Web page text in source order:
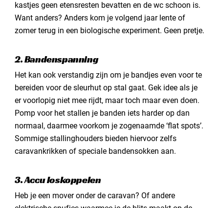
kastjes geen etensresten bevatten en de wc schoon is.
Want anders? Anders kom je volgend jaar lente of
zomer terug in een biologische experiment. Geen pretje.
2. Bandenspanning
Het kan ook verstandig zijn om je bandjes even voor te
bereiden voor de sleurhut op stal gaat. Gek idee als je
er voorlopig niet mee rijdt, maar toch maar even doen.
Pomp voor het stallen je banden iets harder op dan
normaal, daarmee voorkom je zogenaamde ‘flat spots’.
Sommige stallinghouders bieden hiervoor zelfs
caravankrikken of speciale bandensokken aan.
3. Accu loskoppelen
Heb je een mover onder de caravan? Of andere